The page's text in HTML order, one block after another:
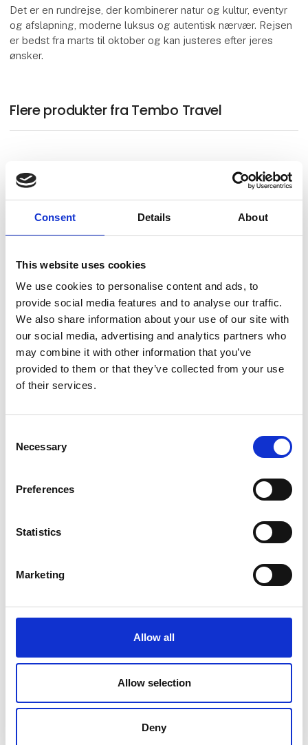
Consent Details About
This website uses cookies
We use cookies to personalise content and ads, to
provide social media features and to analyse our traffic.
We also share information about your use of our site with
our social media, advertising and analytics partners who
may combine it with other information that you’ve
provided to them or that they’ve collected from your use
of their services.
Selection
Necessary
Preferences
Statistics
Marketing
Allow all
Allow selection
Deny
Det er en rundrejse, der kombinerer natur og kultur, eventyr
og afslapning, moderne luksus og autentisk nærvær. Rejsen
er bedst fra marts til oktober og kan justeres efter jeres
ønsker.
Flere produkter fra Tembo Travel
Traditioner og Onsen i Japan
Vietnam, Laos og Cambodja
Eventyrlig Borneo – næseaber,
orangutanger og strandparadis på
Gaya Island
Familievenlig rundrejse i Sri Lanka –